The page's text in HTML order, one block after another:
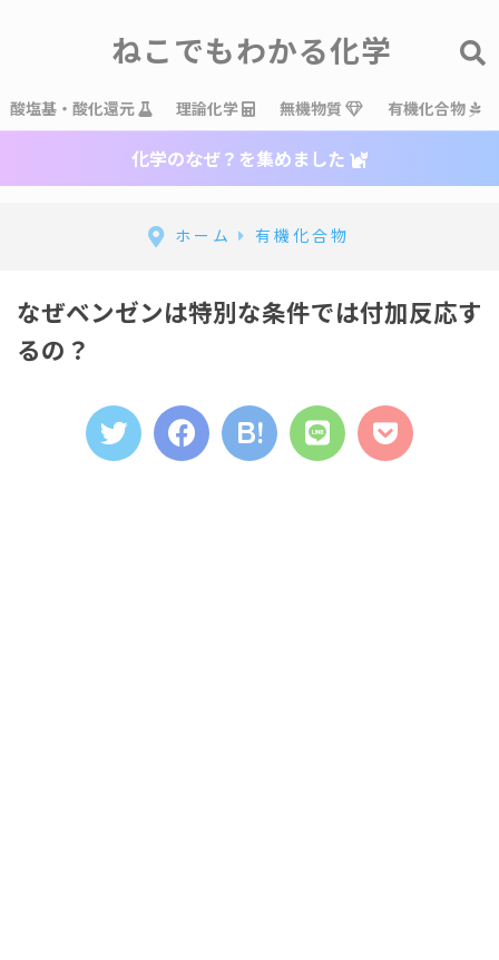
ねこでもわかる化学
酸塩基・酸化還元 理論化学 無機物質 有機化合物
化学のなぜ？を集めました
ホーム 有機化合物
なぜベンゼンは特別な条件では付加反応す
るの？